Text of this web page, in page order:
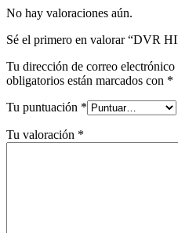
No hay valoraciones aún.
Sé el primero en valorar “DVR
Tu dirección de correo electrónico
obligatorios están marcados con *
Tu puntuación *
Tu valoración *